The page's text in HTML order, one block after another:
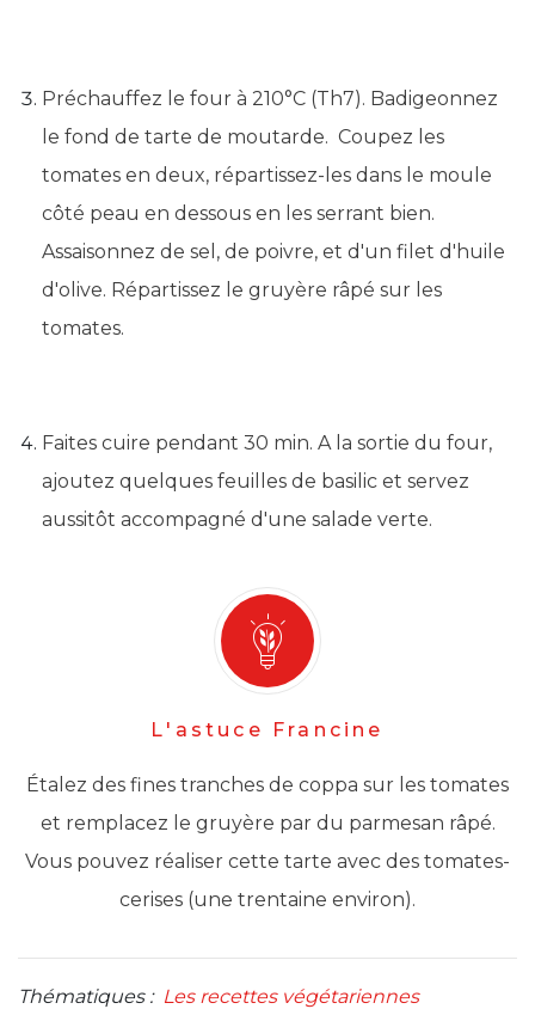
Préchauffez le four à 210°C (Th7). Badigeonnez
le fond de tarte de moutarde. Coupez les
tomates en deux, répartissez-les dans le moule
côté peau en dessous en les serrant bien.
Assaisonnez de sel, de poivre, et d'un filet d'huile
d'olive. Répartissez le gruyère râpé sur les
tomates.
Faites cuire pendant 30 min. A la sortie du four,
ajoutez quelques feuilles de basilic et servez
aussitôt accompagné d'une salade verte.
L'astuce Francine
Étalez des fines tranches de coppa sur les tomates
et remplacez le gruyère par du parmesan râpé.
Vous pouvez réaliser cette tarte avec des tomates-
cerises (une trentaine environ).
Thématiques : Les recettes végétariennes